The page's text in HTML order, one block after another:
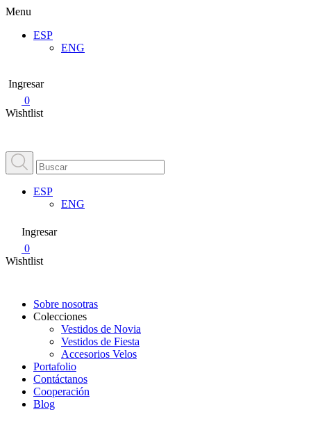
Menu
ESP
ENG
Ingresar
0
Wishtlist
ESP
ENG
Ingresar
0
Wishtlist
Sobre nosotras
Colecciones
Vestidos de Novia
Vestidos de Fiesta
Accesorios Velos
Portafolio
Contáctanos
Cooperación
Blog